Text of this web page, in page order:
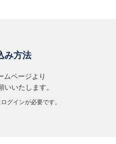
カードご利用代金と合わせてお
、現地通貨を会員規約所定の
み方法
ムページより
いいたします。
グインが必要です。